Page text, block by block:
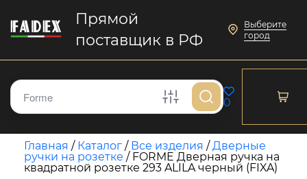
Прямой
поставщик в РФ
Выберите
город
0
Главная / Каталог / Все изделия /Дверные
ручки на розетке / FORME Дверная ручка на
квадратной розетке 293 ALILA черный (FIXA)